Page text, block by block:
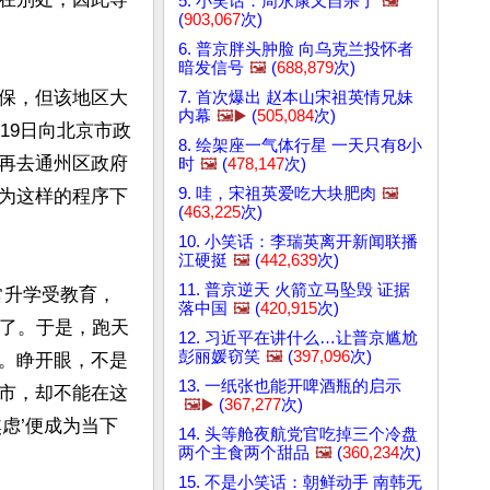
，但该地区大
日向北京市政
去通州区政府
这样的程序下
学受教育，
。于是，跑天
睁开眼，不是
，却不能在这
’便成为当下
(903,067次)
6. 普京胖头肿脸 向乌克兰投怀者
暗发信号 🖼️ (688,879次)
7. 首次爆出 赵本山宋祖英情兄妹
内幕 🖼️▶️ (505,084次)
8. 绘架座一气体行星 一天只有8小
时 🖼️ (478,147次)
9. 哇，宋祖英爱吃大块肥肉 🖼️
(463,225次)
10. 小笑话：李瑞英离开新闻联播
江硬挺 🖼️ (442,639次)
11. 普京逆天 火箭立马坠毁 证据
落中国 🖼️ (420,915次)
12. 习近平在讲什么…让普京尴尬
彭丽媛窃笑 🖼️ (397,096次)
13. 一纸张也能开啤酒瓶的启示
🖼️▶️ (367,277次)
14. 头等舱夜航党官吃掉三个冷盘
两个主食两个甜品 🖼️ (360,234次)
15. 不是小笑话：朝鲜动手 南韩无